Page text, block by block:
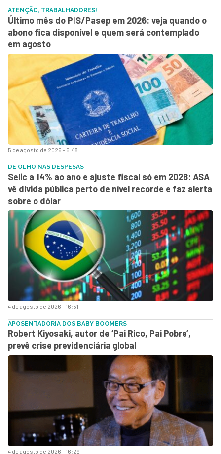
5 de agosto de 2026 - 5:48
ATENÇÃO, TRABALHADORES!
Último mês do PIS/Pasep em 2026: veja quando o
abono fica disponível e quem será contemplado
em agosto
4 de agosto de 2026 - 16:51
DE OLHO NAS DESPESAS
Selic a 14% ao ano e ajuste fiscal só em 2028: ASA
vê dívida pública perto de nível recorde e faz alerta
sobre o dólar
4 de agosto de 2026 - 16:29
APOSENTADORIA DOS BABY BOOMERS
Robert Kiyosaki, autor de ‘Pai Rico, Pai Pobre’,
prevê crise previdenciária global